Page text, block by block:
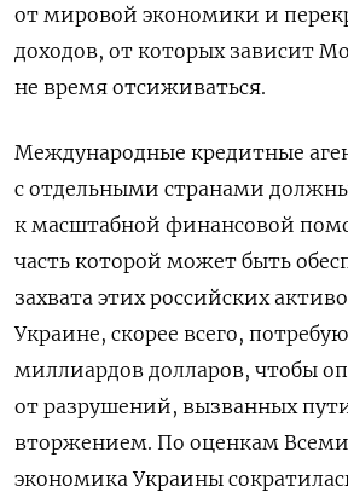
от мировой экономики и
доходов, от которых зависит
не время отсиживаться.
Международные кредитные
с отдельными странами
к масштабной финансовой
часть которой может быть
захвата этих российских
Украине, скорее всего,
миллиардов долларов, чтобы
от разрушений, вызванных
вторжением. По оценкам
экономика Украины